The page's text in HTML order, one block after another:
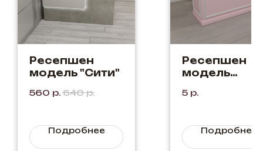
Ресепшен
модель "Сити"
560 р. 640 р.
Подробнее
Ресепшен
модель
Зефир
5 р.
Подробнее